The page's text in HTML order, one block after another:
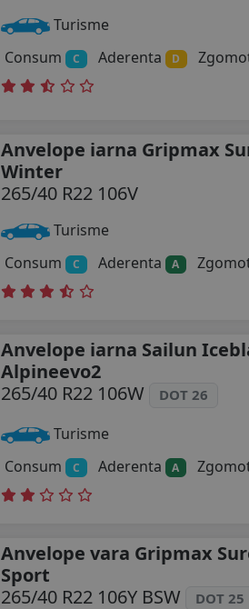
Turisme
Consum
C Aderenta D
Anvelope iarna Gripmax
Winter
265/40 R22 106V
Turisme
Consum
C Aderenta A
Anvelope iarna Sailun
Alpineevo2
265/40 R22 106W
DOT 26
Turisme
Consum
C Aderenta A
Anvelope vara Gripmax
Sport
265/40 R22 106Y BSW
DOT 25